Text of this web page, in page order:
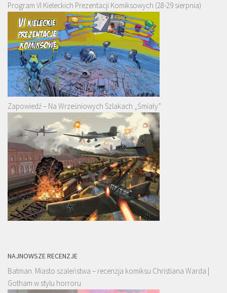
Program VI Kieleckich Prezentacji Komiksowych (28-29 sierpnia)
Zapowiedź – Na Wrześniowych Szlakach „Śmiały”
NAJNOWSZE RECENZJE
Batman. Miasto szaleństwa – recenzja komiksu Christiana Warda |
Gotham w stylu horroru